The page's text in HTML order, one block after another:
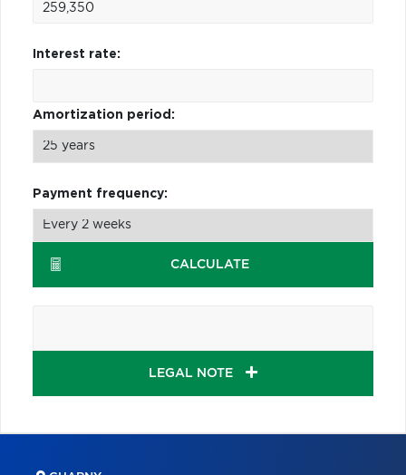
Interest rate:
Amortization period:
Payment frequency:
CALCULATE
LEGAL NOTE